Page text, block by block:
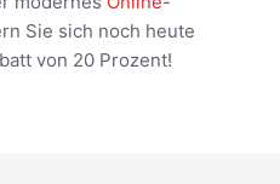
Sie sich noch heute
von 20 Prozent!